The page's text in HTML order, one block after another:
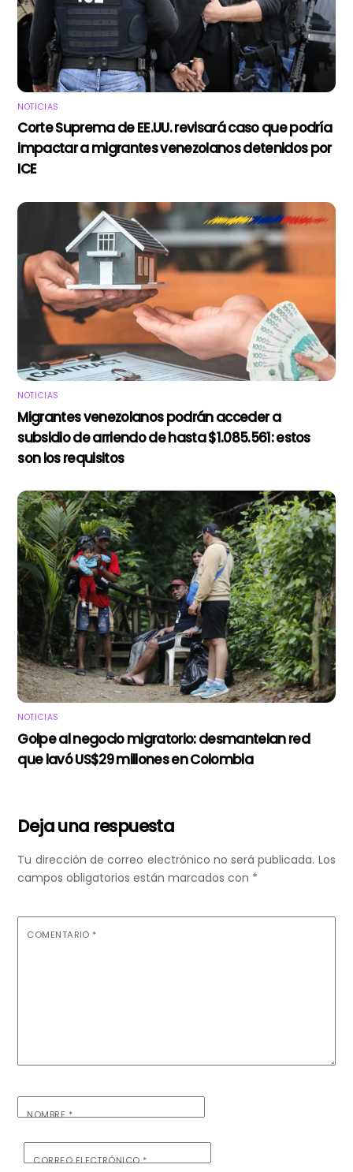
NOTICIAS
Corte Suprema de EE.UU. revisará caso que podría
impactar a migrantes venezolanos detenidos por
ICE
NOTICIAS
Migrantes venezolanos podrán acceder a
subsidio de arriendo de hasta $1.085.561: estos
son los requisitos
NOTICIAS
Golpe al negocio migratorio: desmantelan red
que lavó US$29 millones en Colombia
Deja una respuesta
Tu dirección de correo electrónico no será publicada. Los
campos obligatorios están marcados con *
COMENTARIO *
NOMBRE*
CORREO ELECTRÓNICO*